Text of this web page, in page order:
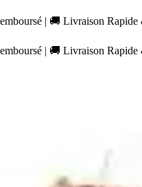
| 🚚 Livraison
| 🚚 Livraison